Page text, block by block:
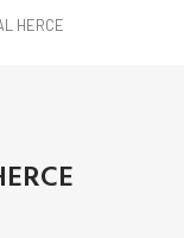
HERCE